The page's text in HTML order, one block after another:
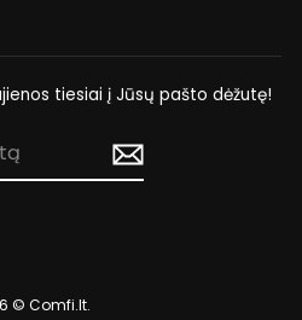
tiesiai į Jūsų pašto dėžutę!
© Comfi.lt.